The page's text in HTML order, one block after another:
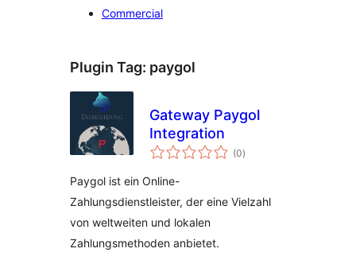
Commercial
Plugin Tag: paygol
Gateway Paygol
Integration
(0টা
মুঠ)
Paygol ist ein Online-
Zahlungsdienstleister, der eine Vielzahl
von weltweiten und lokalen
Zahlungsmethoden anbietet.